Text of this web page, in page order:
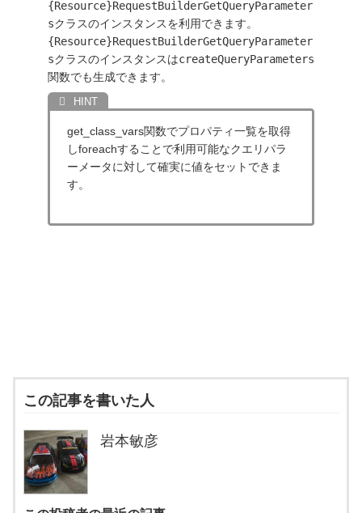
{Resource}RequestBuilderGetQueryParameter
sクラスのインスタンスを利用できます。
{Resource}RequestBuilderGetQueryParameter
sクラスのインスタンスはcreateQueryParameters
関数でも生成できます。
get_class_vars関数でプロパティ一覧を取得
しforeachすることで利用可能なクエリパラ
ーメータに対して確実に値をセットできま
す。
この記事を書いた人
岩本敏彦